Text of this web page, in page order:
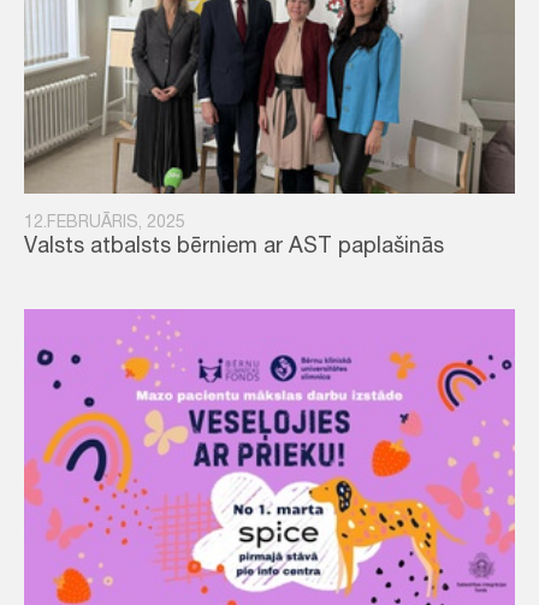
12.FEBRUĀRIS, 2025
Valsts atbalsts bērniem ar AST paplašinās